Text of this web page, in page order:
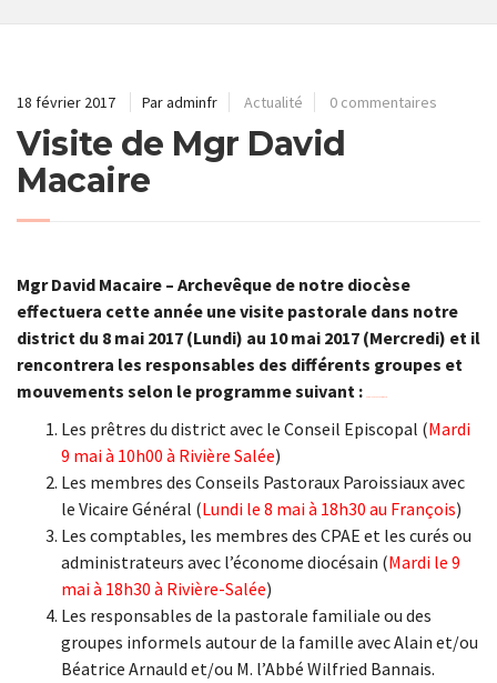
18 février 2017 Par adminfr Actualité 0 commentaires
Visite de Mgr David
Macaire
Mgr David Macaire – Archevêque de notre diocèse
effectuera cette année une visite pastorale dans notre
district du 8 mai 2017 (Lundi) au 10 mai 2017 (Mercredi) et il
rencontrera les responsables des différents groupes et
mouvements selon le programme suivant :
Les prêtres du district avec le Conseil Episcopal (Mardi
9 mai à 10h00 à Rivière Salée)
Les membres des Conseils Pastoraux Paroissiaux avec
le Vicaire Général (Lundi le 8 mai à 18h30 au François)
Les comptables, les membres des CPAE et les curés ou
administrateurs avec l’économe diocésain (Mardi le 9
mai à 18h30 à Rivière-Salée)
Les responsables de la pastorale familiale ou des
groupes informels autour de la famille avec Alain et/ou
Béatrice Arnauld et/ou M. l’Abbé Wilfried Bannais.